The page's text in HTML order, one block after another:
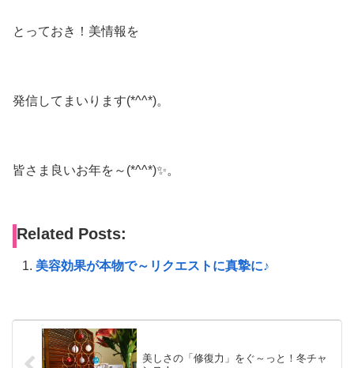
とっておき！美情報を
発信してまいります(*^^*)。
皆さま良いお年を～(*^^*)✨。
Related Posts:
美容効果が本物で～リクエストに真摯に♪
美しさの「修復力」をぐ～っと！冬チャ